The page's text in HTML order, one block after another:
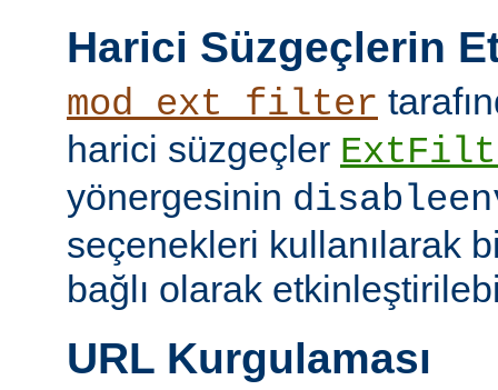
Harici Süzgeçlerin
mod_ext_filter
harici süzgeçler
yönergesinin
seçenekleri kullanılarak
bağlı olarak
URL Kurgulaması